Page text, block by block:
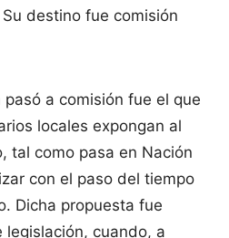
destino fue comisión
a comisión fue el que
locales expongan al
tal como pasa en Nación
con el paso del tiempo
Dicha propuesta fue
legislación, cuando, a